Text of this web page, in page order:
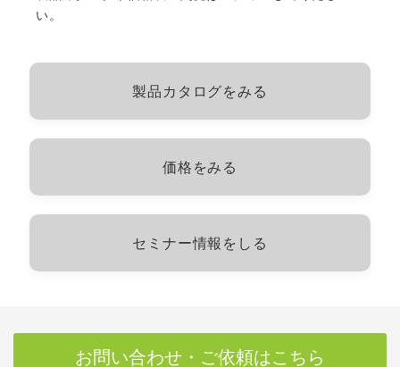
い。
製品カタログをみる
価格をみる
セミナー情報をしる
お問い合わせ・ご依頼はこちら